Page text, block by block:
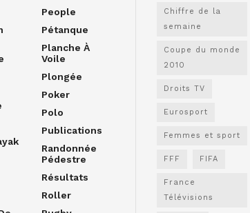
People
Pétanque
Planche À
Voile
Plongée
Poker
Polo
Publications
Randonnée
Pédestre
Résultats
Roller
Chiffre de la
semaine
Coupe du monde
2010
Droits TV
Eurosport
Femmes et sport
FFF FIFA
France
Télévisions